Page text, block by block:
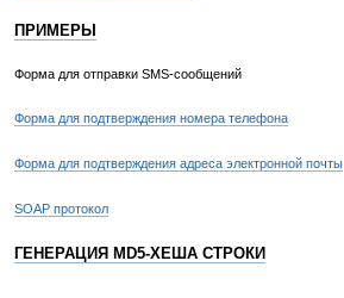
ПРИМЕРЫ
Форма для отправки SMS-сообщений
Форма для подтверждения номера телефона
Форма для подтверждения адреса электронной почты
SOAP протокол
ГЕНЕРАЦИЯ MD5-ХЕША СТРОКИ